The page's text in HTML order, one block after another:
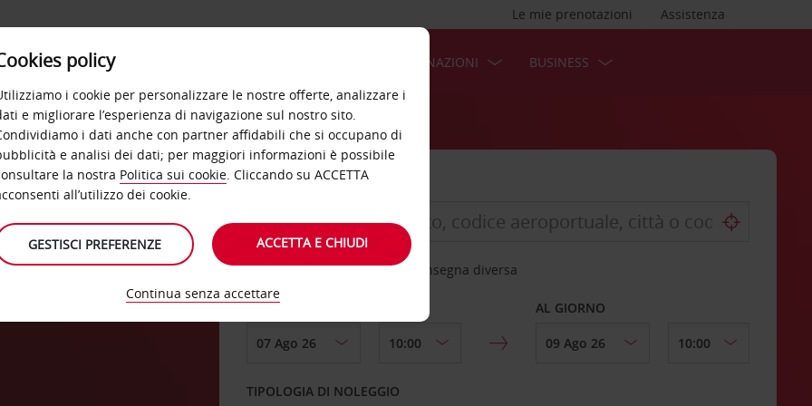
Assistenza
Le mie prenotazioni
OFFERTE DESTINAZIONI BUSINESS
Scegli una località di riconsegna diversa
DAL GIORNO AL GIORNO
TIPOLOGIA DI NOLEGGIO
policy
i cookie per personalizzare le nostre offerte, analizzare i
e migliorare l’esperienza di navigazione sul nostro sito.
i dati anche con partner affidabili che si occupano di
e analisi dei dati; per maggiori informazioni è possibile
la nostra Politica sui cookie. Cliccando su ACCETTA
all’utilizzo dei cookie.
GESTISCI PREFERENZE ACCETTA E CHIUDI
Continua senza accettare